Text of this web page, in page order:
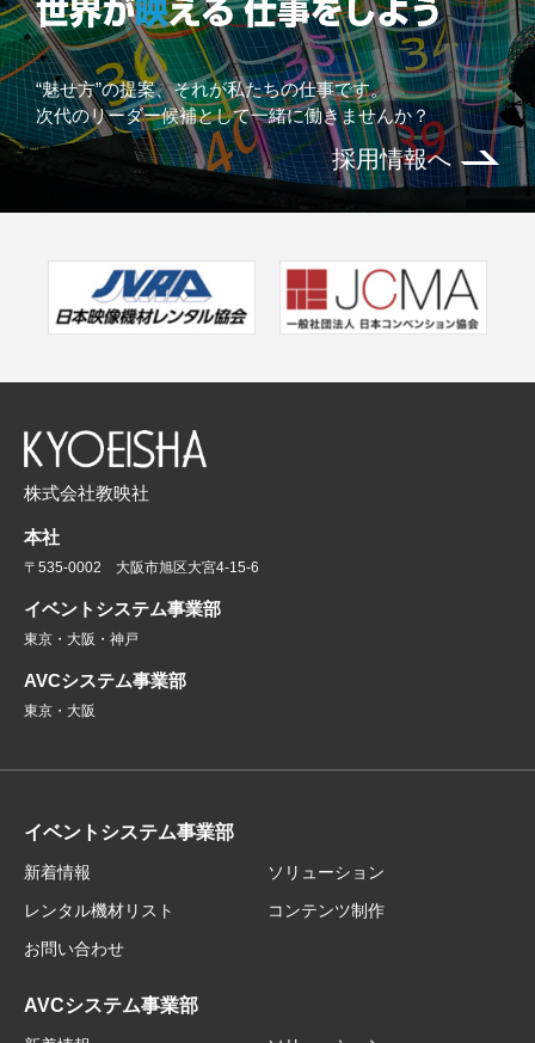
“魅せ方”の提案、それが私たちの仕事です。
次代のリーダー候補として一緒に働きませんか？
採用情報へ
株式会社教映社
本社
〒535-0002 大阪市旭区大宮4-15-6
イベントシステム事業部
東京・大阪・神戸
AVCシステム事業部
東京・大阪
イベントシステム事業部
新着情報
ソリューション
レンタル機材リスト
コンテンツ制作
お問い合わせ
AVCシステム事業部